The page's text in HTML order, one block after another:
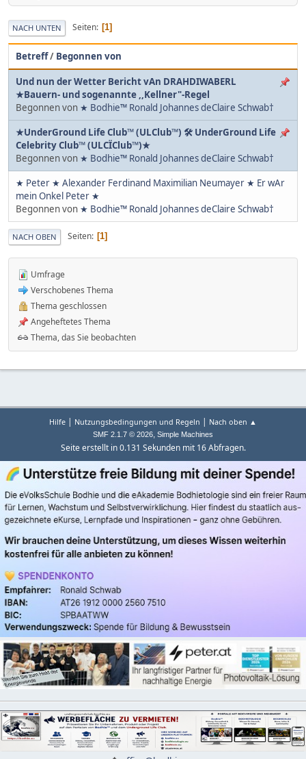
NACH UNTEN Seiten 1
Betreff/ Begonnen von
Und nun der Wetter Bericht vAn DRAHDIWABERL
★Bauern- und sogenannte ,,Kellner"-Regel
Begonnen von ★ Bodhie™ Ronald Johannes deClaire Schwab†
★UnderGround Life Club™ (ULClub™) 🛠 UnderGround Life
Celebrity Club™ (ULCÏClub™)★
Begonnen von ★ Bodhie™ Ronald Johannes deClaire Schwab†
★ Peter ★ Alexander Ferdinand Maximilian Neumayer ★ Er wAr
mein Onkel Peter ★
Begonnen von ★ Bodhie™ Ronald Johannes deClaire Schwab†
NACH OBEN Seiten 1
Umfrage
Verschobenes Thema
Thema geschlossen
Angeheftetes Thema
Thema, das Sie beobachten
Hilfe | Nutzungsbedingungen und Regeln | Nach oben ▲
SMF 2.1.7 © 2026, Simple Machines
Seite erstellt in 0.131 Sekunden mit 16 Abfragen.